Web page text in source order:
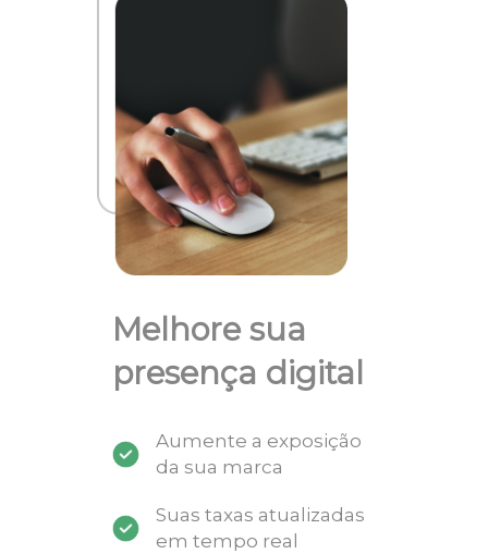
Melhore sua
presença digital
Aumente a exposição
da sua marca
Suas taxas atualizadas
em tempo real